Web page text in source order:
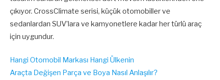
çıkıyor. CrossClimate serisi, küçük otomobiller ve
sedanlardan SUV’lara ve kamyonetlere kadar her türlü araç
için uygundur.
Hangi Otomobil Markası Hangi Ülkenin
Araçta Değişen Parça ve Boya Nasıl Anlaşılır?